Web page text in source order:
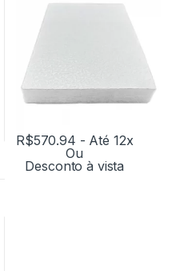
R$570.94 - Até 12x
Ou
Desconto à vista